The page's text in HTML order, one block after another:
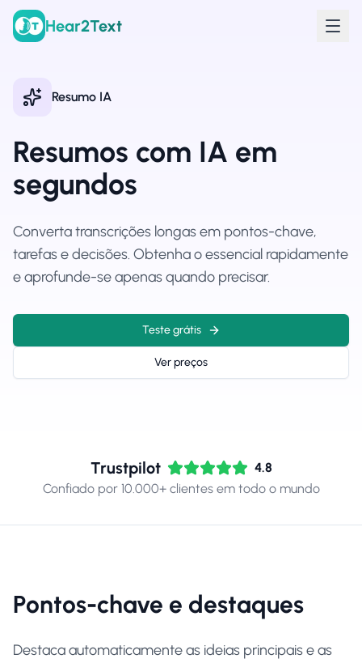
Hear2Text
Resumo IA
Resumos com IA em
segundos
Converta transcrições longas em pontos-chave,
tarefas e decisões. Obtenha o essencial rapidamente
e aprofunde-se apenas quando precisar.
Teste grátis
Ver preços
Trustpilot
4.8
Confiado por 10.000+ clientes em todo o mundo
Pontos-chave e destaques
Destaca automaticamente as ideias principais e as